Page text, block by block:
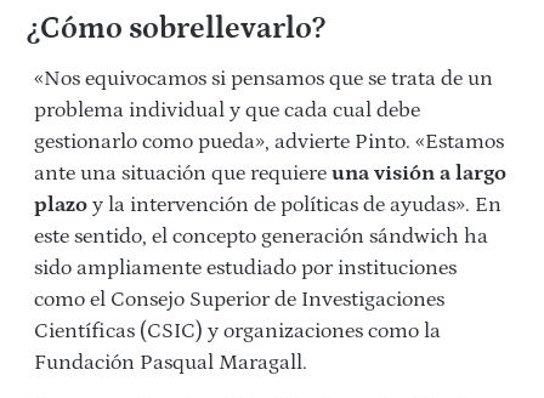
¿Cómo sobrellevarlo?
«Nos equivocamos si pensamos que se trata de un
problema individual y que cada cual debe
gestionarlo como pueda», advierte Pinto. «Estamos
ante una situación que requiere una visión a largo
plazo y la intervención de políticas de ayudas». En
este sentido, el concepto generación sándwich ha
sido ampliamente estudiado por instituciones
como el Consejo Superior de Investigaciones
Científicas (CSIC) y organizaciones como la
Fundación Pasqual Maragall.